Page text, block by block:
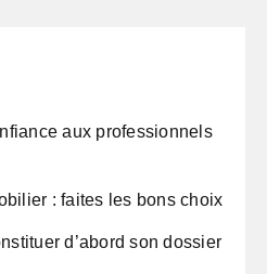
aux professionnels
: faites les bons choix
d’abord son dossier